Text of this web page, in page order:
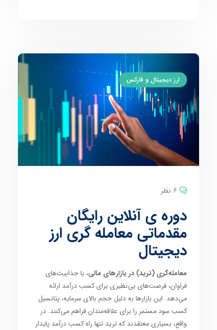
ارز دیجیتال و فارکس
6 نظر
دوره ی آنلاین رایگان
مقدماتی معامله گری ارز
دیجیتال
معامله‌گری (ترید) در بازارهای مالی، با جذابیت‌های
فراوان، فرصت‌های بی‌نظیری برای کسب درآمد ارائه
می‌دهد. این بازارها به دلیل حجم بالای سرمایه، پتانسیل
کسب سود مستمر را برای علاقه‌مندان فراهم می‌کنند. در
واقع، بسیاری معتقدند که ترید تنها راه کسب درآمد پایدار